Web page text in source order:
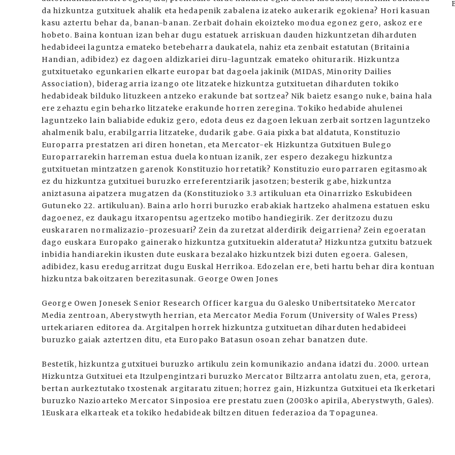
da hizkuntza gutxituek ahalik eta hedapenik zabalena izateko aukerarik egokiena? Hori kasuan
kasu aztertu behar da, banan-banan. Zerbait dohain ekoizteko modua egonez gero, askoz ere
hobeto. Baina kontuan izan behar dugu estatuek arriskuan dauden hizkuntzetan diharduten
hedabideei laguntza emateko betebeharra daukatela, nahiz eta zenbait estatutan (Britainia
Handian, adibidez) ez dagoen aldizkariei diru-laguntzak emateko ohiturarik. Hizkuntza
gutxituetako egunkarien elkarte europar bat dagoela jakinik (MIDAS, Minority Dailies
Association), bideragarria izango ote litzateke hizkuntza gutxituetan diharduten tokiko
hedabideak bilduko lituzkeen antzeko erakunde bat sortzea? Nik baietz esango nuke, baina hala
ere zehaztu egin beharko litzateke erakunde horren zeregina. Tokiko hedabide ahulenei
laguntzeko lain baliabide edukiz gero, edota deus ez dagoen lekuan zerbait sortzen laguntzeko
ahalmenik balu, erabilgarria litzateke, dudarik gabe. Gaia pixka bat aldatuta, Konstituzio
Europarra prestatzen ari diren honetan, eta Mercator-ek Hizkuntza Gutxituen Bulego
Europarrarekin harreman estua duela kontuan izanik, zer espero dezakegu hizkuntza
gutxituetan mintzatzen garenok Konstituzio horretatik? Konstituzio europarraren egitasmoak
ez du hizkuntza gutxituei buruzko erreferentziarik jasotzen; besterik gabe, hizkuntza
aniztasuna aipatzera mugatzen da (Konstituzioko 3.3 artikuluan eta Oinarrizko Eskubideen
Gutuneko 22. artikuluan). Baina arlo horri buruzko erabakiak hartzeko ahalmena estatuen esku
dagoenez, ez daukagu itxaropentsu agertzeko motibo handiegirik. Zer deritzozu duzu
euskararen normalizazio-prozesuari? Zein da zuretzat alderdirik deigarriena? Zein egoeratan
dago euskara Europako gainerako hizkuntza gutxituekin alderatuta? Hizkuntza gutxitu batzuek
inbidia handiarekin ikusten dute euskara bezalako hizkuntzek bizi duten egoera. Galesen,
adibidez, kasu eredugarritzat dugu Euskal Herrikoa. Edozelan ere, beti hartu behar dira kontuan
hizkuntza bakoitzaren berezitasunak. George Owen Jones
George Owen Jonesek Senior Research Officer kargua du Galesko Unibertsitateko Mercator
Media zentroan, Aberystwyth herrian, eta Mercator Media Forum (University of Wales Press)
urtekariaren editorea da. Argitalpen horrek hizkuntza gutxituetan diharduten hedabideei
buruzko gaiak aztertzen ditu, eta Europako Batasun osoan zehar banatzen dute.
Bestetik, hizkuntza gutxituei buruzko artikulu zein komunikazio andana idatzi du. 2000. urtean
Hizkuntza Gutxituei eta Itzulpengintzari buruzko Mercator Biltzarra antolatu zuen, eta, gerora,
bertan aurkeztutako txostenak argitaratu zituen; horrez gain, Hizkuntza Gutxituei eta Ikerketari
buruzko Nazioarteko Mercator Sinposioa ere prestatu zuen (2003ko apirila, Aberystwyth, Gales).
1Euskara elkarteak eta tokiko hedabideak biltzen dituen federazioa da Topagunea.